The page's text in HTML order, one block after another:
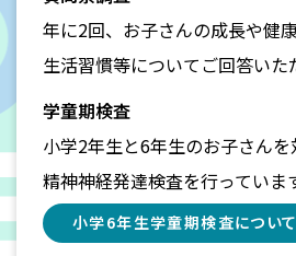
年に2回、お子さんの成長や健
生活習慣等についてご回答いた
学童期検査
小学2年生と6年生のお子さん
精神神経発達検査を行っていま
小学6年生学童期検査について